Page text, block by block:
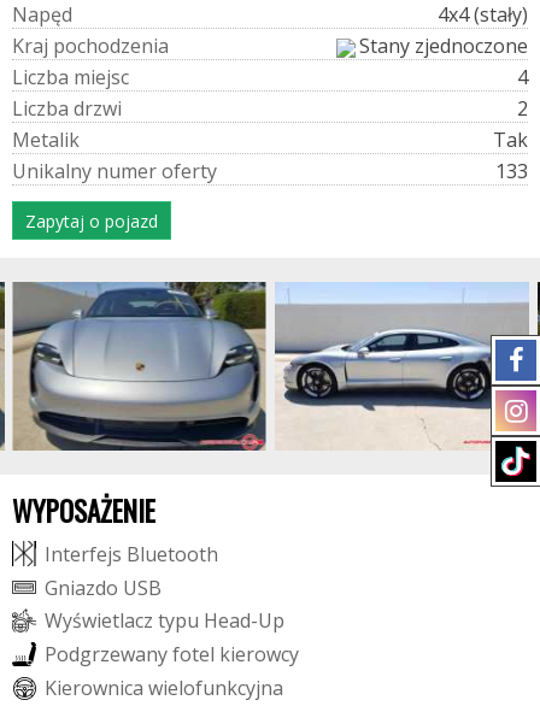
Napęd
4x4 (stały)
Kraj pochodzenia
Stany zjednoczone
Liczba miejsc
4
Liczba drzwi
2
Metalik
Tak
Unikalny numeroferty 133
Zapytaj o pojazd
WYPOSAŻENIE
Interfejs Bluetooth
Gniazdo USB
Wyświetlacz typu Head-Up
Podgrzewanyfotel kierowcy
Kierownica wielofunkcyjna